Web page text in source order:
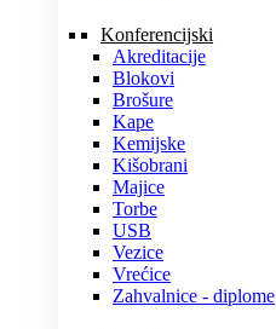
Konferencijski
Akreditacije
Blokovi
Brošure
Kape
Kemijske
Kišobrani
Majice
Torbe
USB
Vezice
Vrećice
Zahvalnice - diplome